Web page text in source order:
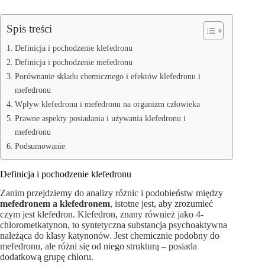
Spis treści
Definicja i pochodzenie klefedronu
Definicja i pochodzenie mefedronu
Porównanie składu chemicznego i efektów klefedronu i
mefedronu
Wpływ klefedronu i mefedronu na organizm człowieka
Prawne aspekty posiadania i używania klefedronu i
mefedronu
Podsumowanie
Definicja i pochodzenie klefedronu
Zanim przejdziemy do analizy różnic i podobieństw między
mefedronem a klefedronem, istotne jest, aby zrozumieć
czym jest klefedron. Klefedron, znany również jako 4-
chlorometkatynon, to syntetyczna substancja psychoaktywna
należąca do klasy katynonów. Jest chemicznie podobny do
mefedronu, ale różni się od niego strukturą – posiada
dodatkową grupę chloru.